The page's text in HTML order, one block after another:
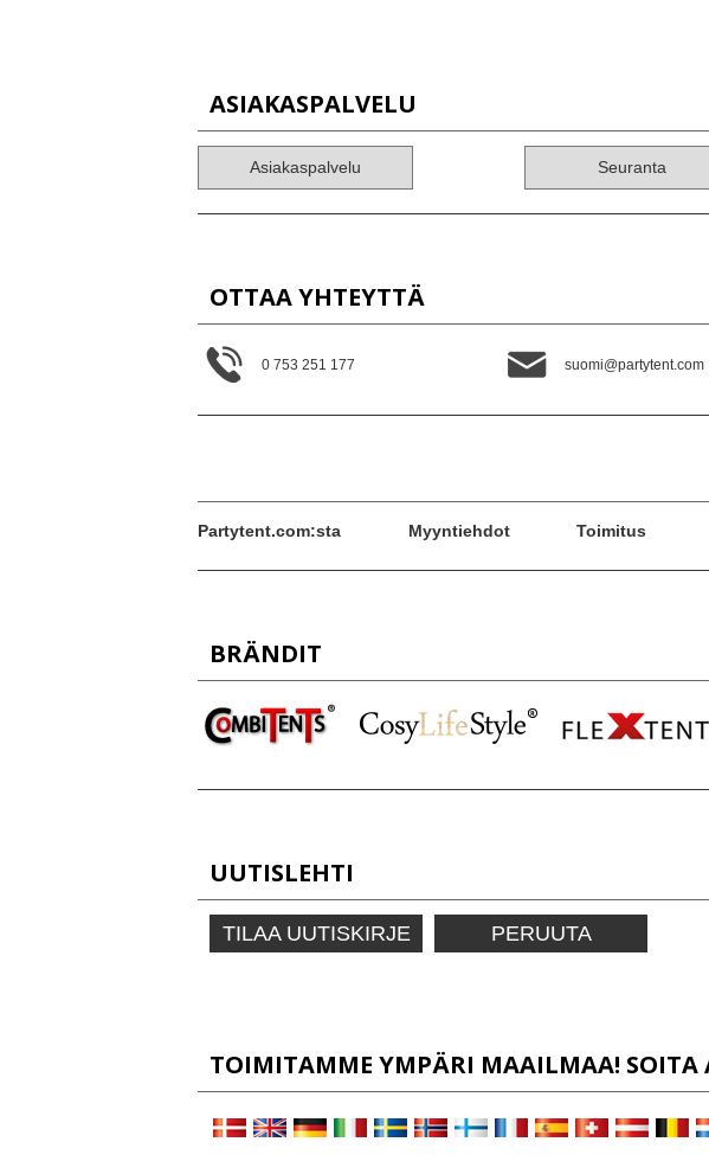
ASIAKASPALVELU
Asiakaspalvelu Seuranta
OTTAA YHTEYTTÄ
0 753 251 177 suomi@partytent.com
Partytent.com:sta Myyntiehdot Toimitus
BRÄNDIT
UUTISLEHTI
TILAA UUTISKIRJE PERUUTA
TOIMITAMME YMPÄRI MAAILMAA! SOITA